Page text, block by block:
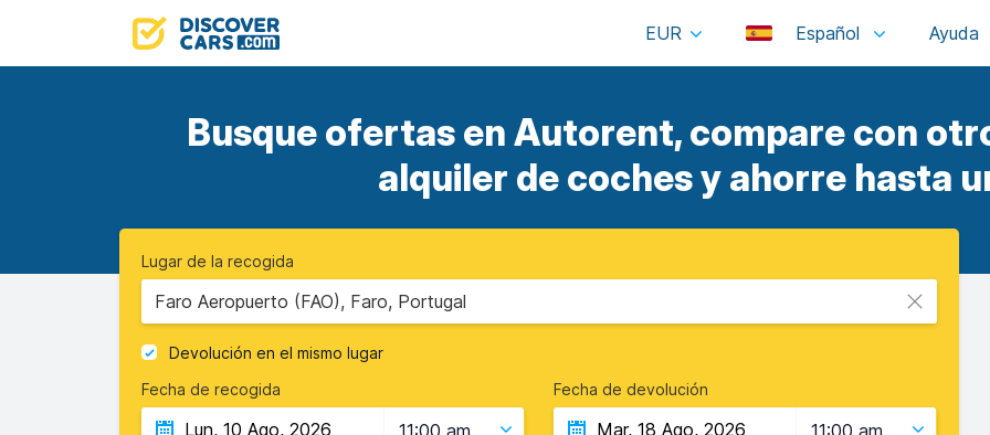
EUR Español
Busque ofertas en Autorent, compare con
alquiler de coches y ahorre hasta
Lugar de la recogida
Faro Aeropuerto (FAO), Faro, Portugal
Devolución en el mismo lugar
Fecha de recogida
11:00 am
Fecha de devolución
11:00 am